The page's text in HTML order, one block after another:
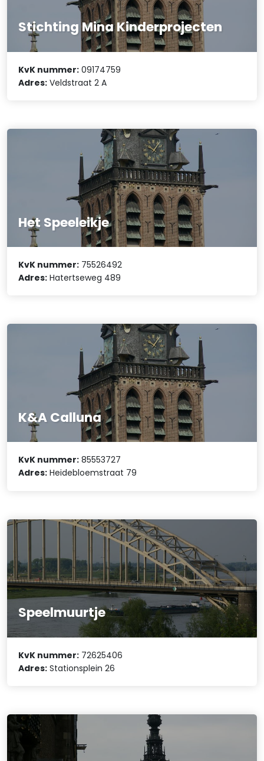
Stichting Mina Kinderprojecten
KvK nummer: 09174759
Adres: Veldstraat 2 A
Het Speeleikje
KvK nummer: 75526492
Adres: Hatertseweg 489
K&A Calluna
KvK nummer: 85553727
Adres: Heidebloemstraat 79
Speelmuurtje
KvK nummer: 72625406
Adres: Stationsplein 26